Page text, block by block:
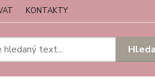
KONTAKTY